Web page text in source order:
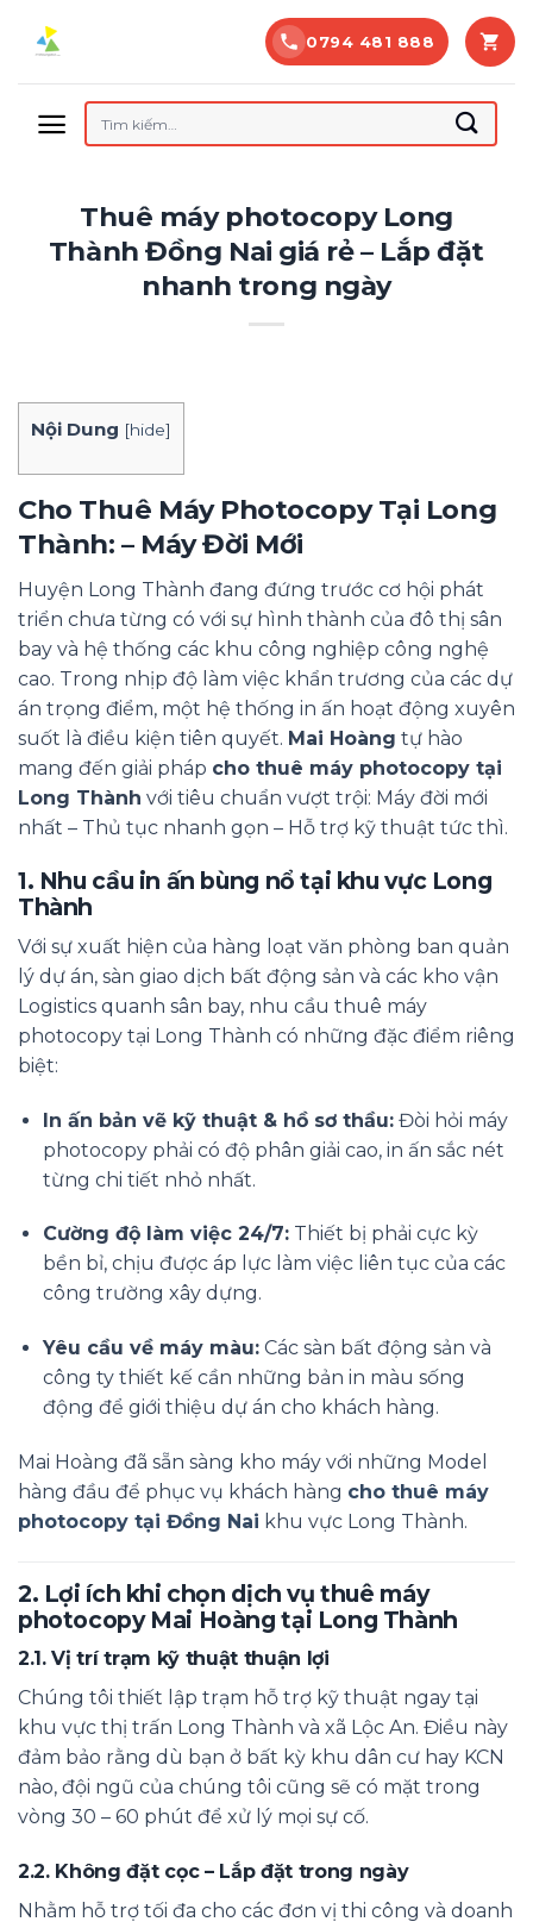
0794 481 888
Tìm
kiếm:
Thuê máy photocopy Long
Thành Đồng Nai giá rẻ – Lắp đặt
nhanh trong ngày
Nội Dung [hide]
Cho Thuê Máy Photocopy Tại Long
Thành: – Máy Đời Mới
Huyện Long Thành đang đứng trước cơ hội phát
triển chưa từng có với sự hình thành của đô thị sân
bay và hệ thống các khu công nghiệp công nghệ
cao. Trong nhịp độ làm việc khẩn trương của các dự
án trọng điểm, một hệ thống in ấn hoạt động xuyên
suốt là điều kiện tiên quyết. Mai Hoàng tự hào
mang đến giải pháp cho thuê máy photocopy tại
Long Thành với tiêu chuẩn vượt trội: Máy đời mới
nhất – Thủ tục nhanh gọn – Hỗ trợ kỹ thuật tức thì.
1. Nhu cầu in ấn bùng nổ tại khu vực Long
Thành
Với sự xuất hiện của hàng loạt văn phòng ban quản
lý dự án, sàn giao dịch bất động sản và các kho vận
Logistics quanh sân bay, nhu cầu thuê máy
photocopy tại Long Thành có những đặc điểm riêng
biệt:
In ấn bản vẽ kỹ thuật & hồ sơ thầu:Đòi hỏi máy
photocopy phải có độ phân giải cao, in ấn sắc nét
từng chi tiết nhỏ nhất.
Cường độ làm việc 24/7:Thiết bị phải cực kỳ
bền bỉ, chịu được áp lực làm việc liên tục của các
công trường xây dựng.
Yêu cầu về máy màu:Các sàn bất động sản và
công ty thiết kế cần những bản in màu sống
động để giới thiệu dự án cho khách hàng.
Mai Hoàng đã sẵn sàng kho máy với những Model
hàng đầu để phục vụ khách hàng cho thuê máy
photocopy tại Đồng Nai khu vực Long Thành.
2. Lợi ích khi chọn dịch vụ thuê máy
photocopy Mai Hoàng tại Long Thành
2.1. Vị trí trạm kỹ thuật thuận lợi
Chúng tôi thiết lập trạm hỗ trợ kỹ thuật ngay tại
khu vực thị trấn Long Thành và xã Lộc An. Điều này
đảm bảo rằng dù bạn ở bất kỳ khu dân cư hay KCN
nào, đội ngũ của chúng tôi cũng sẽ có mặt trong
vòng 30 – 60 phút để xử lý mọi sự cố.
2.2. Không đặt cọc – Lắp đặt trong ngày
Nhằm hỗ trợ tối đa cho các đơn vị thi công và doanh